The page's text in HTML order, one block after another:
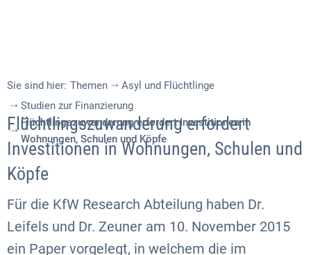
Sie sind hier: Themen
Asyl und Flüchtlinge
Studien zur Finanzierung
Flüchtlingszuwanderung erfordert Investitionen in
Wohnungen, Schulen und Köpfe
Flüchtlingszuwanderung erfordert
Investitionen in Wohnungen, Schulen und
Köpfe
Für die KfW Research Abteilung haben Dr.
Leifels und Dr. Zeuner am 10. November 2015
ein Paper vorgelegt, in welchem die im